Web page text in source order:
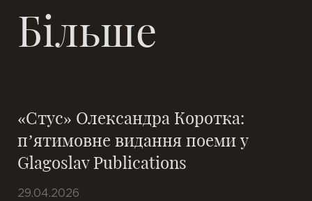
Більше
«Стус» Олександра Коротка:
п’ятимовне видання поеми у
Glagoslav Publications
29.04.2026